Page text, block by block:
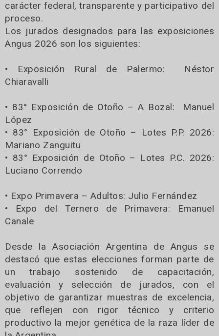
carácter federal, transparente y participativo del
proceso.
Los jurados designados para las exposiciones
Angus 2026 son los siguientes:
• Exposición Rural de Palermo: Néstor
Chiaravalli
• 83° Exposición de Otoño – A Bozal: Manuel
López
• 83° Exposición de Otoño – Lotes P.P. 2026:
Mariano Zanguitu
• 83° Exposición de Otoño – Lotes P.C. 2026:
Luciano Correndo
• Expo Primavera – Adultos: Julio Fernández
• Expo del Ternero de Primavera: Emanuel
Canale
Desde la Asociación Argentina de Angus se
destacó que estas elecciones forman parte de
un trabajo sostenido de capacitación,
evaluación y selección de jurados, con el
objetivo de garantizar muestras de excelencia,
que reflejen con rigor técnico y criterio
productivo la mejor genética de la raza líder de